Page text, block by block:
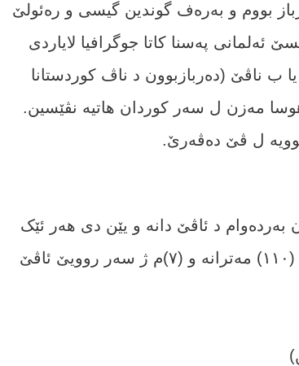
پرا بلبل را دەرباز بووم و بەرەف گوندین گیسی و رەئولێ
پەسنا کاتا جوگرافیا لایاردی
ب ناڤێ (دەربازبوون د ناڤ کوردستانا
مەزن ل سەر کوردان ھاتیە نڤێسین.
بوویە ل ڤێ دەڤەرێ.
بەردەوام د ئاڤێ دانە و یێن دی ھەر ئێک
دکەڤیتە رەخەکی ل دێمی، دریژاھیا وێ نێزیکی (١١٠) مەترانە و (٧)م ژ سەر روویێ ئاڤێ